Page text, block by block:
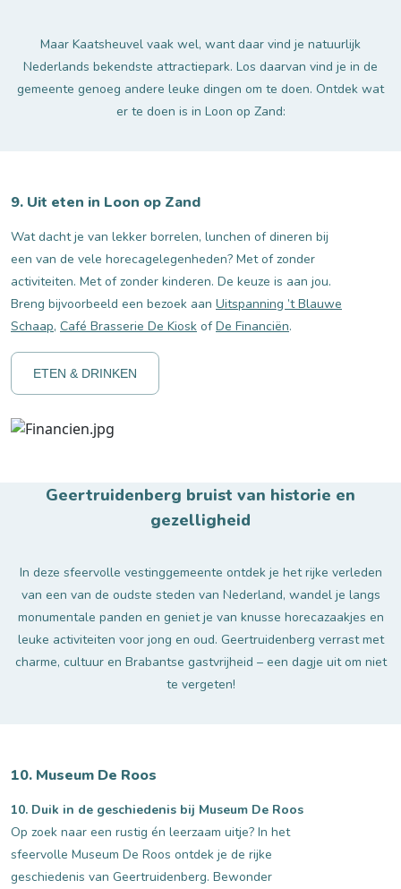
Maar Kaatsheuvel vaak wel, want daar vind je natuurlijk
Nederlands bekendste attractiepark. Los daarvan vind je in de
gemeente genoeg andere leuke dingen om te doen. Ontdek wat
er te doen is in Loon op Zand:
9. Uit eten in Loon op Zand
Wat dacht je van lekker borrelen, lunchen of dineren bij
een van de vele horecagelegenheden? Met of zonder
activiteiten. Met of zonder kinderen. De keuze is aan jou.
Breng bijvoorbeeld een bezoek aan Uitspanning ’t Blauwe
Schaap, Café Brasserie De Kiosk ofDe Financiën.
ETEN & DRINKEN
Geertruidenberg bruist van historie en
gezelligheid
In deze sfeervolle vestinggemeente ontdek je het rijke verleden
van een van de oudste steden van Nederland, wandel je langs
monumentale panden en geniet je van knusse horecazaakjes en
leuke activiteiten voor jong en oud. Geertruidenberg verrast met
charme, cultuur en Brabantse gastvrijheid – een dagje uit om niet
te vergeten!
10. Museum De Roos
10. Duik in de geschiedenis bij Museum De Roos
Op zoek naar een rustig én leerzaam uitje? In het
sfeervolle Museum De Roos ontdek je de rijke
geschiedenis van Geertruidenberg. Bewonder